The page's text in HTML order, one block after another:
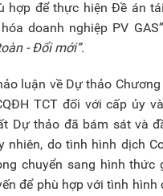
hợp để thực hiện Đề án
doanh nghiệp PV
- Đổi mới”.
luận về Dự thảo
TCT đối với cấp ủy
Dự thảo đã bám sát và
nhiên, do tình hình dịch
chuyển sang hình
để phù hợp với tình